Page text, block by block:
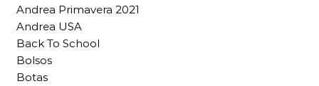
Andrea Primavera 2021
Andrea USA
Back To School
Bolsos
Botas